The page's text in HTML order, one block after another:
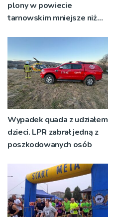
plony w powiecie
tarnowskim mniejsze niż
Wypadek quada z udziałem
dzieci. LPR zabrał jedną z
poszkodowanych osób